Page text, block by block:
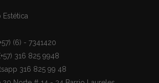
Estética
(6) - 7341420
316 825 9948
316 825 99 48